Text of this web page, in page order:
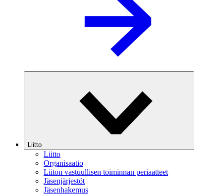
Liitto
Liitto
Organisaatio
Liiton vastuullisen toiminnan periaatteet
Jäsenjärjestöt
Jäsenhakemus